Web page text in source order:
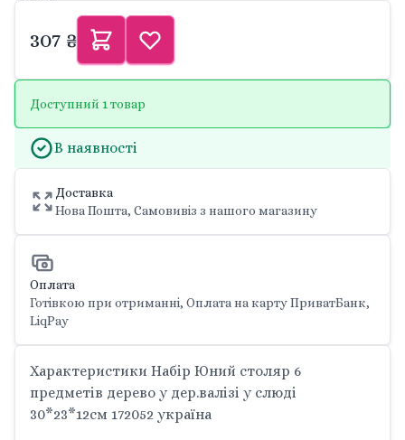
307 ₴
Доступний 1 товар
В наявності
Доставка
Нова Пошта, Самовивіз з нашого магазину
Оплата
Готівкою при отриманні, Оплата на карту ПриватБанк,
LiqPay
Характеристики Набір Юний столяр 6
предметів дерево у дер.валізі у слюді
30*23*12см 172052 україна